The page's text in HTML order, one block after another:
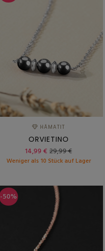
HÄMATIT
ORVIETINO
14,99 € 29,99 €
Weniger als 10 Stück auf Lager
-50%